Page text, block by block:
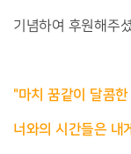
기념하여 후원해주
"마치 꿈같이 달콤
너와의 시간들은 내